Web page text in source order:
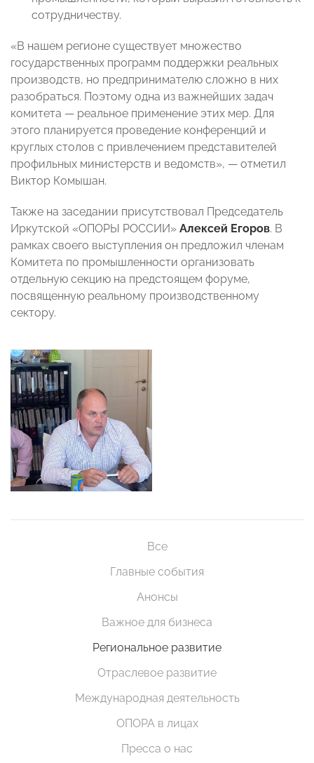
сотрудничеству.
«В нашем регионе существует множество
государственных программ поддержки реальных
производств, но предпринимателю сложно в них
разобраться. Поэтому одна из важнейших задач
комитета — реальное применение этих мер. Для
этого планируется проведение конференций и
круглых столов с привлечением представителей
профильных министерств и ведомств», — отметил
Виктор Комышан.
Также на заседании присутствовал Председатель
Иркутской «ОПОРЫ РОССИИ» Алексей Егоров. В
рамках своего выступления он предложил членам
Комитета по промышленности организовать
отдельную секцию на предстоящем форуме,
посвященную реальному производственному
сектору.
Все
Главные события
Анонсы
Важное для бизнеса
Региональное развитие
Отраслевое развитие
Международная деятельность
ОПОРА в лицах
Пресса о нас